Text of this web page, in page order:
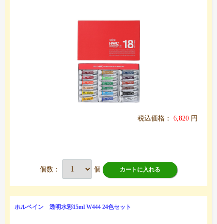
税込価格： 6,820 円
個数： 個 カートに入れる
ホルベイン 透明水彩15ml W444 24色セット